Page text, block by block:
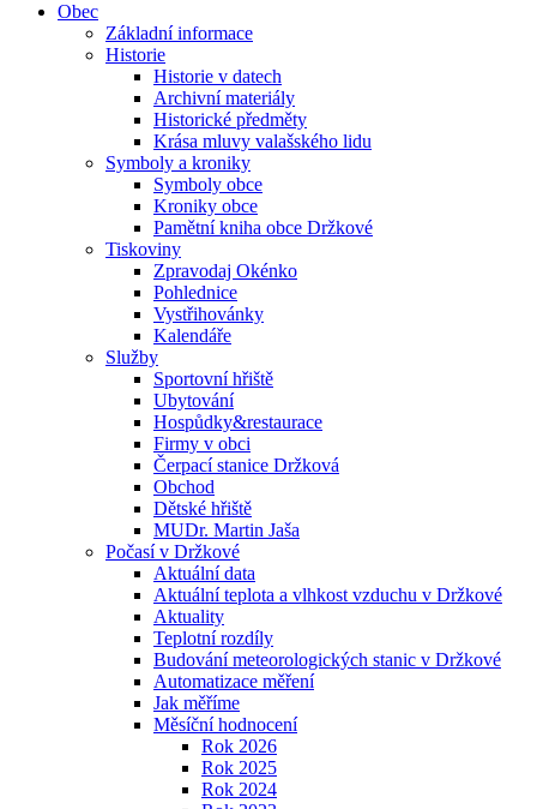
Obec
Základní informace
Historie
Historie v datech
Archivní materiály
Historické předměty
Krása mluvy valašského lidu
Symboly a kroniky
Symboly obce
Kroniky obce
Pamětní kniha obce Držkové
Tiskoviny
Zpravodaj Okénko
Pohlednice
Vystřihovánky
Kalendáře
Služby
Sportovní hřiště
Ubytování
Hospůdky&restaurace
Firmy v obci
Čerpací stanice Držková
Obchod
Dětské hřiště
MUDr. Martin Jaša
Počasí v Držkové
Aktuální data
Aktuální teplota a vlhkost vzduchu v Držkové
Aktuality
Teplotní rozdíly
Budování meteorologických stanic v Držkové
Automatizace měření
Jak měříme
Měsíční hodnocení
Rok 2026
Rok 2025
Rok 2024